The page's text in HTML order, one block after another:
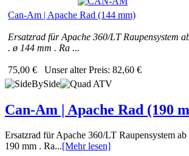
Can-Am | Apache Rad (144 mm)
Ersatzrad für Apache 360/LT Raupensystem
. ø 144 mm . Ra ...
75,00 € Unser alter Preis: 82,60 €
Can-Am | Apache Rad (190
Ersatzrad für Apache 360/LT Raupensystem
190 mm . Ra...[Mehr lesen]